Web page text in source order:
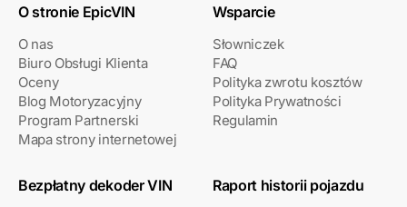
O stronie EpicVIN
O nas
Biuro Obsługi Klienta
Oceny
Blog Motoryzacyjny
Program Partnerski
Mapa strony internetowej
Wsparcie
Słowniczek
FAQ
Polityka zwrotu kosztów
Polityka Prywatności
Regulamin
Bezpłatny dekoder VIN Raport historii pojazdu